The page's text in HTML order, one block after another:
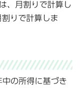
、月割りで計算し
りで計算しま
の所得に基づき